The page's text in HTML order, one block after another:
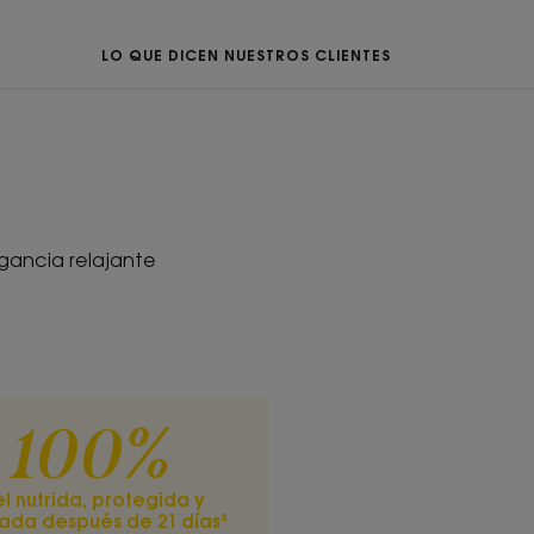
suave y protegida***.
LO QUE DICEN NUESTROS CLIENTES
relajante
100%
nutrida, protegida y
después de 21 días³